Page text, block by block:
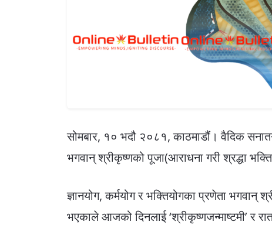
सोमबार, १० भदौ २०८१, काठमाडौं। वैदिक
भगवान् श्रीकृष्णको पूजा(आराधना गरी श्रद्धा
ज्ञानयोग, कर्मयोग र भक्तियोगका प्रणेता भगवान्
भएकाले आजको दिनलाई ‘श्रीकृष्णजन्माष्टमी’ र